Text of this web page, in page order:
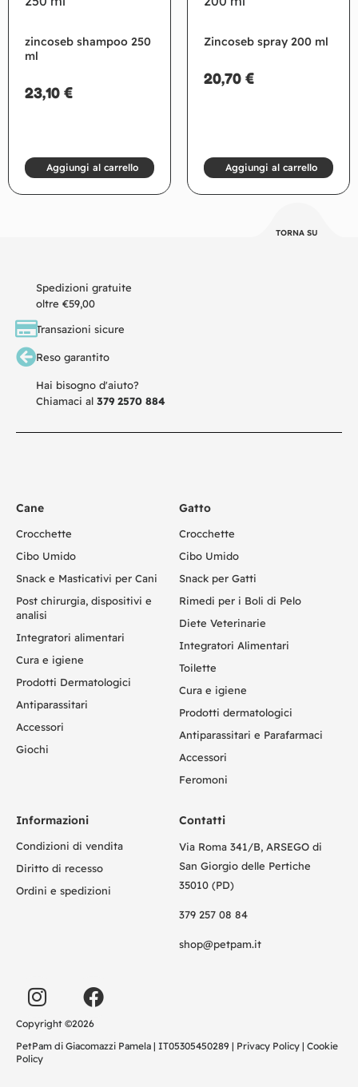
zincoseb shampoo 250
ml
23,10 €
Aggiungi al carrello
Zincoseb spray 200 ml
20,70 €
Aggiungi al carrello
TORNA SU
Spedizioni gratuite
oltre €59,00
Transazioni sicure
Reso garantito
Hai bisogno d'aiuto?
Chiamaci al 379 2570 884
Cane
Crocchette
Cibo Umido
Snack e Masticativi per Cani
Post chirurgia, dispositivi e
analisi
Integratori alimentari
Cura e igiene
Prodotti Dermatologici
Antiparassitari
Accessori
Giochi
Gatto
Crocchette
Cibo Umido
Snack per Gatti
Rimedi per i Boli di Pelo
Diete Veterinarie
Integratori Alimentari
Toilette
Cura e igiene
Prodotti dermatologici
Antiparassitari e Parafarmaci
Accessori
Feromoni
Informazioni
Condizioni di vendita
Diritto di recesso
Ordini e spedizioni
Contatti
Via Roma 341/B, ARSEGO di
San Giorgio delle Pertiche
35010 (PD)
379 257 08 84
shop@petpam.it
Copyright ©2026
PetPam di Giacomazzi Pamela | IT05305450289 | Privacy Policy | Cookie
Policy